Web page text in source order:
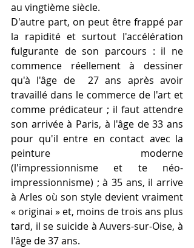
au vingtième siècle.
D'autre part, on peut être frappé par
la rapidité et surtout l'accélération
fulgurante de son parcours : il ne
commence réellement à dessiner
qu'à l'âge de  27 ans après avoir
travaillé dans le commerce de l'art et
comme prédicateur ; il faut attendre
son arrivée à Paris, à l'âge de 33 ans
pour qu'il entre en contact avec la
peinture moderne
(l'impressionnisme et te néo-
impressionnisme) ; à 35 ans, il arrive
à Arles où son style devient vraiment
« originai » et, moins de trois ans plus
tard, il se suicide à Auvers-sur-Oise, à
l'âge de 37 ans.